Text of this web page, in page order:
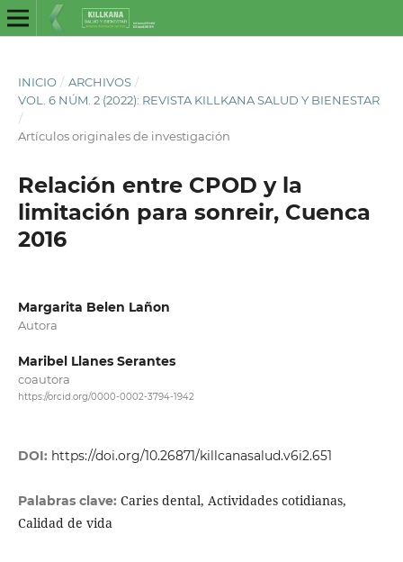
INICIO / ARCHIVOS /
VOL. 6 NÚM. 2 (2022): REVISTA KILLKANA SALUD Y BIENESTAR
/
Artículos originales de investigación
Relación entre CPOD y la
limitación para sonreir, Cuenca
2016
Margarita Belen Lañon
Autora
Maribel Llanes Serantes
coautora
https://orcid.org/0000-0002-3794-1942
DOI: https://doi.org/10.26871/killcanasalud.v6i2.651
Palabras clave: Caries dental, Actividades cotidianas,
Calidad de vida